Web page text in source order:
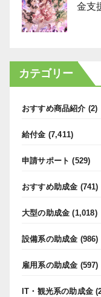
金支
カテゴリー
おすすめ商品紹介 (2)
給付金 (7,411)
申請サポート (529)
おすすめ助成金 (741)
大型の助成金 (1,018)
設備系の助成金 (986)
雇用系の助成金 (597)
IT・観光系の助成金